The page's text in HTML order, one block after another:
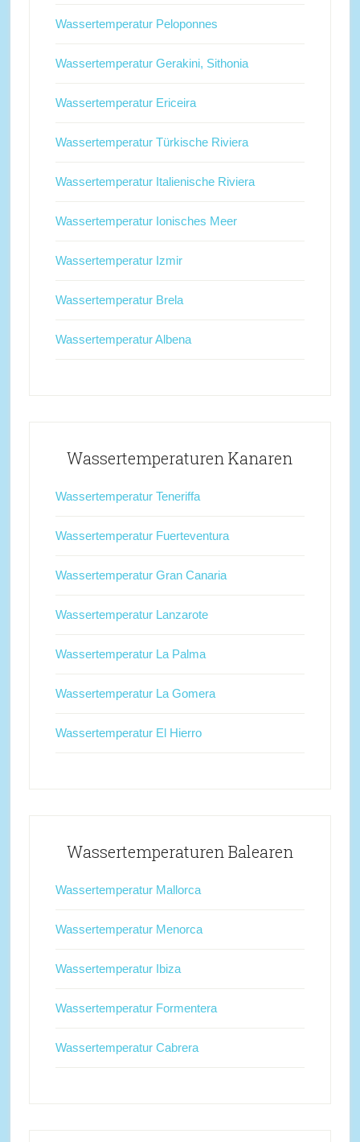
Wassertemperatur Peloponnes
Wassertemperatur Gerakini, Sithonia
Wassertemperatur Ericeira
Wassertemperatur Türkische Riviera
Wassertemperatur Italienische Riviera
Wassertemperatur Ionisches Meer
Wassertemperatur Izmir
Wassertemperatur Brela
Wassertemperatur Albena
Wassertemperaturen Kanaren
Wassertemperatur Teneriffa
Wassertemperatur Fuerteventura
Wassertemperatur Gran Canaria
Wassertemperatur Lanzarote
Wassertemperatur La Palma
Wassertemperatur La Gomera
Wassertemperatur El Hierro
Wassertemperaturen Balearen
Wassertemperatur Mallorca
Wassertemperatur Menorca
Wassertemperatur Ibiza
Wassertemperatur Formentera
Wassertemperatur Cabrera